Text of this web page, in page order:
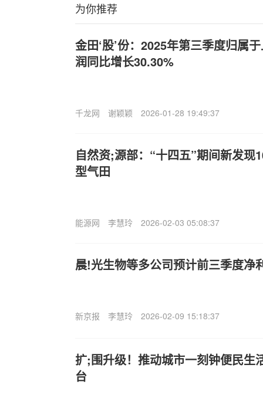
为你推荐
金田‘股’份：2025年第三季度归属
润同比增长30.30%
千龙网 谢颖颖 2026-01-28 19:49:37
自然资;源部：“十四五”期间新发现
型气田
能源网 李慧玲 2026-02-03 05:08:37
晨!光生物等多公司预计前三季度净
新京报 李慧玲 2026-02-09 15:18:37
扩;围升级！推动城市一刻钟便民生
台